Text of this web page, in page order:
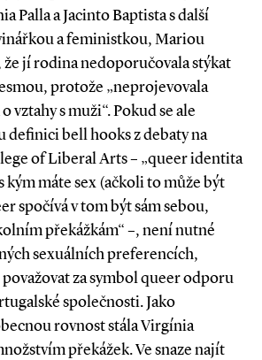
Palla a Jacinto Baptista s další
a feministkou, Mariou
že jí rodina nedoporučovala stýkat
protože „neprojevovala
vztahy s muži“. Pokud se ale
definici bell hooks z debaty na
of Liberal Arts – „queer identita
kým máte sex (ačkoli to může být
spočívá v tom být sám sebou,
překážkám“ –, není nutné
sexuálních preferencích,
za symbol queer odporu
společnosti. Jako
rovnost stála Virgínia
překážek. Ve snaze najít